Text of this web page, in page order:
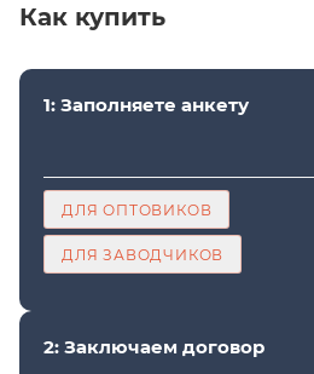
Как купить
1: Заполняете анкету
ДЛЯ ОПТОВИКОВ
ДЛЯ ЗАВОДЧИКОВ
2: Заключаем договор